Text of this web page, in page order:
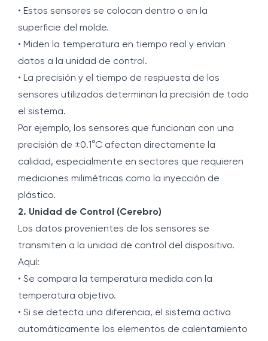
• Estos sensores se colocan dentro o en la
superficie del molde.
• Miden la temperatura en tiempo real y envían
datos a la unidad de control.
• La precisión y el tiempo de respuesta de los
sensores utilizados determinan la precisión de todo
el sistema.
Por ejemplo, los sensores que funcionan con una
precisión de ±0.1°C afectan directamente la
calidad, especialmente en sectores que requieren
mediciones milimétricas como la inyección de
plástico.
2. Unidad de Control (Cerebro)
Los datos provenientes de los sensores se
transmiten a la unidad de control del dispositivo.
Aquí:
• Se compara la temperatura medida con la
temperatura objetivo.
• Si se detecta una diferencia, el sistema activa
automáticamente los elementos de calentamiento